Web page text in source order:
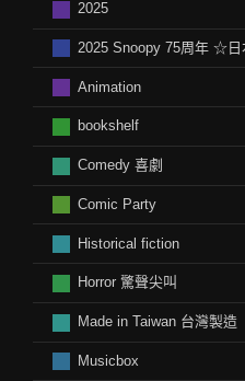
2025
2025 Snoopy 75周年 ☆
Animation
bookshelf
Comedy 喜劇
Comic Party
Historical fiction
Horror 驚聲尖叫
Made in Taiwan 台灣製造
Musicbox